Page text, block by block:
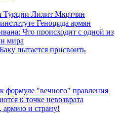
Турции Лилит Мкртчян
Геноцида армян
Что происходит с одной из
мира
пытается присвоить
формуле "вечного" правления
к точке невозврата
армию и страну!